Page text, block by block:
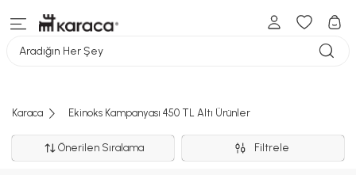
Aradığın Her Şey
Karaca Ekinoks Kampanyası 450 TL Altı Ürünler
Önerilen Sıralama Filtrele